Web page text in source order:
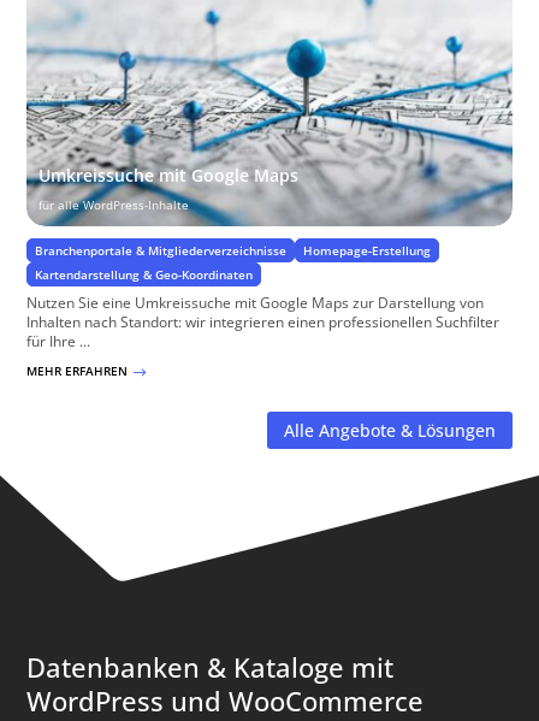
Umkreissuche mit Google Maps
für alle WordPress-Inhalte
Branchenportale & Mitgliederverzeichnisse
Homepage-Erstellung
Kartendarstellung & Geo-Koordinaten
Nutzen Sie eine Umkreissuche mit Google Maps zur Darstellung von
Inhalten nach Standort: wir integrieren einen professionellen Suchfilter
für Ihre ...
MEHR ERFAHREN $
Alle Angebote & Lösungen
Datenbanken & Kataloge mit
WordPress und WooCommerce